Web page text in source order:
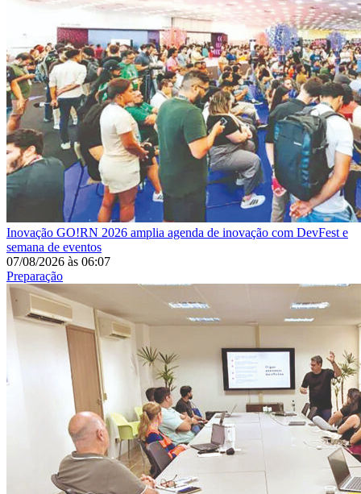
Inovação GO!RN 2026 amplia agenda de inovação com DevFest e
semana de eventos
07/08/2026 às 06:07
Preparação